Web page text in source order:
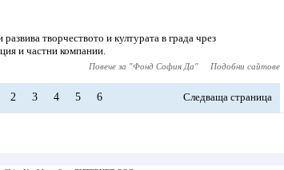
творчеството и културата в града чрез
и частни компании.
Повече за "Фонд София Да" Подобни сайтове
2 3 4 5 6 Следваща страница